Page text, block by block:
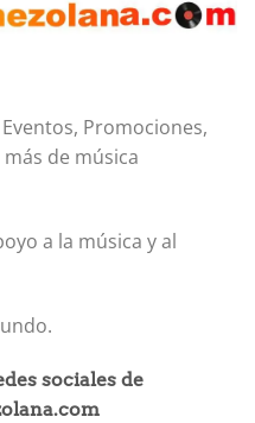
Promociones,
de música
a la música y al
sociales de